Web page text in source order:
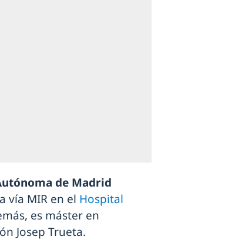
de Madrid
vía MIR en el Hospital
es máster en
Josep Trueta.